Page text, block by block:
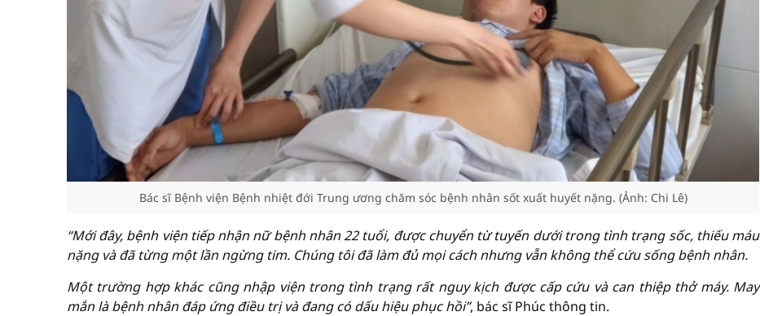
Bác sĩ Bệnh viện Bệnh nhiệt đới Trung ương chăm sóc bệnh nhân sốt xuất huyết nặng. (Ảnh: Chi Lê)
“Mới đây, bệnh viện tiếp nhận nữ bệnh nhân 22 tuổi, được chuyển từ tuyến dưới trong tình trạng sốc, thiếu máu
nặng và đã từng một lần ngừng tim. Chúng tôi đã làm đủ mọi cách nhưng vẫn không thể cứu sống bệnh nhân.
Một trường hợp khác cũng nhập viện trong tình trạng rất nguy kịch được cấp cứu và can thiệp thở máy. May
mắn là bệnh nhân đáp ứng điều trị và đang có dấu hiệu phục hồi”, bác sĩ Phúc thông tin.